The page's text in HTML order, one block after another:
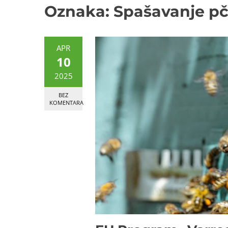
Oznaka: Spašavanje
APR
10
2025
BEZ
KOMENTARA